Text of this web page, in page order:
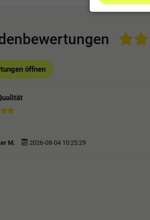
öffnen
M. 2026-08-04 10:25:29